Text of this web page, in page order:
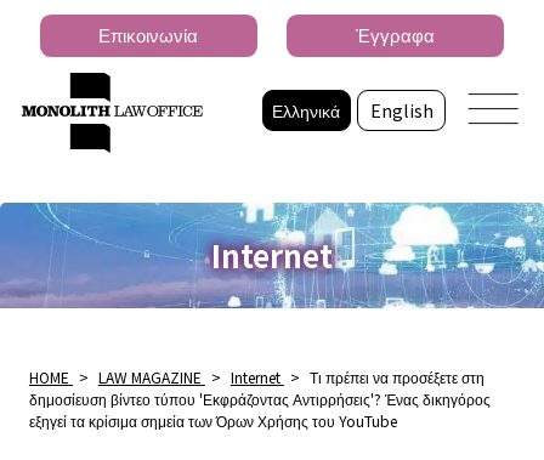
Ελληνικά English
Επικοινωνία Έγγραφα
Internet
HOME > LAW MAGAZINE > Internet > Τι πρέπει να προσέξετε στη
δημοσίευση βίντεο τύπου 'Εκφράζοντας Αντιρρήσεις'? Ένας δικηγόρος
εξηγεί τα κρίσιμα σημεία των Όρων Χρήσης του YouTube